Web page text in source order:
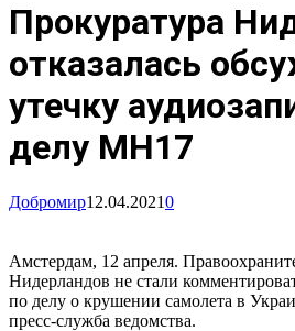
Прокуратура
отказалась
утечку
делу MH17
Добромир12.04.20210
Амстердам, 12 апреля.
Нидерландов не стали
по делу о крушении самолета в
пресс-служба ведомства.